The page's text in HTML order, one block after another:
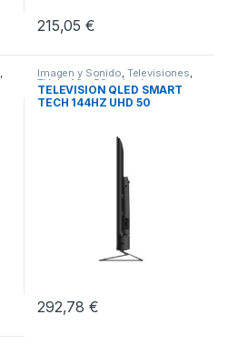
215,05€
, Imagen y Sonido, Televisiones,
TV de 46 a 50 pulgadas
TELEVISIÓN QLED SMART
TECH 144HZ UHD 50
292,78€